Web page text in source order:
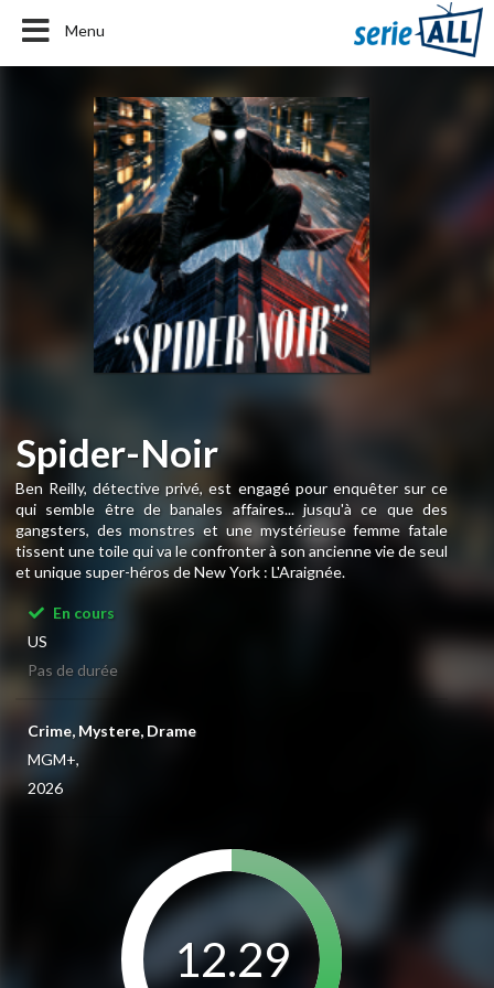
Menu
Spider-Noir
Ben Reilly, détective privé, est engagé pour enquêter sur ce
qui semble être de banales affaires... jusqu'à ce que des
gangsters, des monstres et une mystérieuse femme fatale
tissent une toile qui va le confronter à son ancienne vie de seul
et unique super-héros de New York : L'Araignée.
En cours
US
Pas de durée
Crime, Mystere, Drame
MGM+,
2026
12.29